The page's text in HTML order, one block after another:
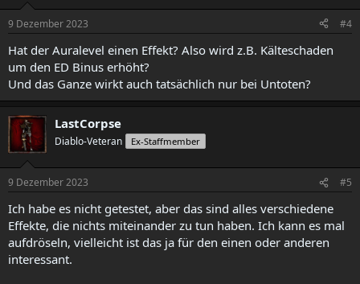
9 Dezember 2023 #4
Hat der Auralevel einen Effekt? Also wird z.B. Kälteschaden
um den ED Binus erhöht?
Und das Ganze wirkt auch tatsächlich nur bei Untoten?
LastCorpse
Diablo-Veteran Ex-Staffmember
9 Dezember 2023 #5
Ich habe es nicht getestet, aber das sind alles verschiedene
Effekte, die nichts miteinander zu tun haben. Ich kann es mal
aufdröseln, vielleicht ist das ja für den einen oder anderen
interessant.